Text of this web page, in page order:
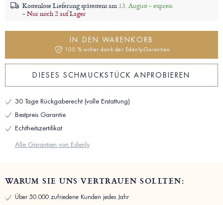
Kostenlose Lieferung spätestens am 13. August - express
-Nur noch 2 auf Lager
IN DEN WARENKORB
100 % sicher dank der Edenly-Garantien
DIESES SCHMUCKSTÜCK ANPROBIEREN
30 Tage Rückgaberecht (volle Erstattung)
Bestpreis Garantie
Echtheitszertifikat
Alle Garantien von Edenly
WARUM SIE UNS VERTRAUEN SOLLTEN:
Über 50.000 zufriedene Kunden jedes Jahr